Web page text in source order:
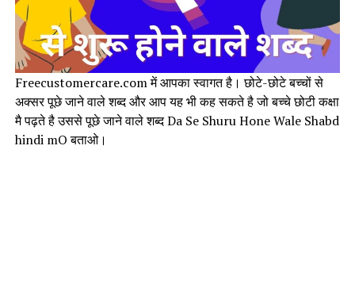
Freecustomercare.com में आपका स्वागत है। छोटे-छोटे बच्चों से
अक्सर पूछे जाने वाले शब्द और आप यह भी कह सकते है जो बच्चे छोटी कक्षा
मै पढ़ते है उससे पूछे जाने वाले शब्द Da Se Shuru Hone Wale Shabd
hindi mO बताओ।